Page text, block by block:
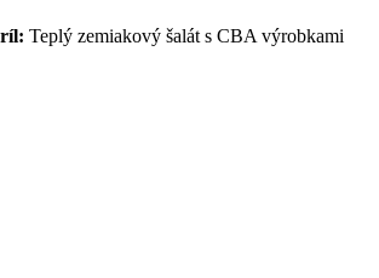
Teplý zemiakový šalát s CBA výrobkami